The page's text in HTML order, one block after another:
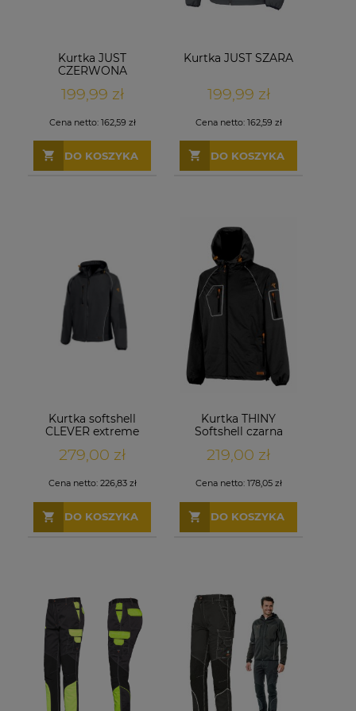
Kurtka JUST
CZERWONA
199,99 zł
Cena netto: 162,59 zł
DO KOSZYKA
Kurtka JUST SZARA
199,99 zł
Cena netto: 162,59 zł
DO KOSZYKA
Kurtka softshell
CLEVER extreme
279,00 zł
Cena netto: 226,83 zł
DO KOSZYKA
Kurtka THINY
Softshell czarna
219,00 zł
Cena netto: 178,05 zł
DO KOSZYKA